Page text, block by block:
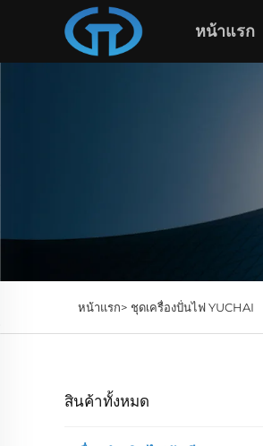
หน้าแรก
หน้าแรก> ชุดเครื่องปั่นไฟ YUCHAI
สินค้าทั้งหมด